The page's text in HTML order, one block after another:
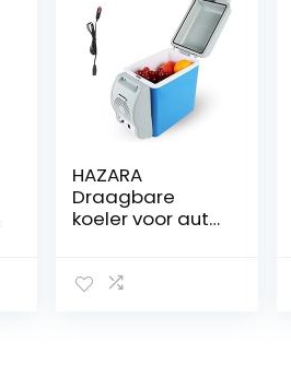
HAZARA
Draagbare
koeler voor auto,
draagbare